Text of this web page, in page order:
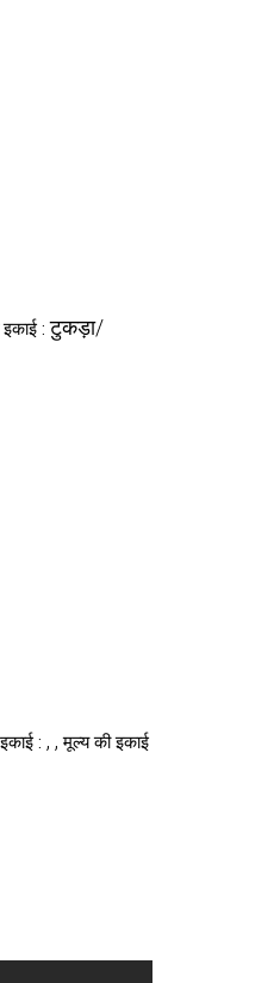
इकाई :टुकड़ा/
: , , मूल्य की इकाई